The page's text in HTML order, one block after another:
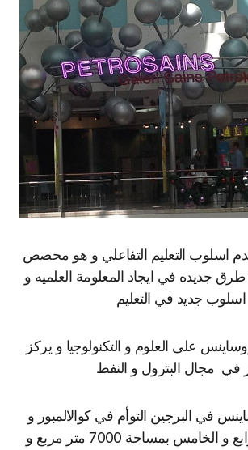
اسلوب التعليم التفاعلي و هو مخصص
جديده في ايجاد المعلومة العلميه و
اسلوب جديد في التعليم
على العلوم و التكنولوجيا و يركز
في مجال البترول و النفط
في البرجين التوأم في كوالالمبور و
يحتل طابقين الرابع و الخامس بمساحة 7000 متر مربع و